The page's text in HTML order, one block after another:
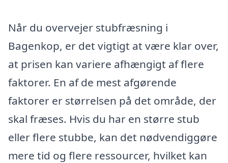
Når du overvejer stubfræsning i
Bagenkop, er det vigtigt at være klar over,
at prisen kan variere afhængigt af flere
faktorer. En af de mest afgørende
faktorer er størrelsen på det område, der
skal fræses. Hvis du har en større stub
eller flere stubbe, kan det nødvendiggøre
mere tid og flere ressourcer, hvilket kan